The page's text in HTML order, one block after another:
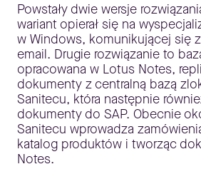
Powstały dwie wersje
wariant opierał się na
w Windows, komunikującej się
email. Drugie rozwiązanie to
opracowana w Lotus Notes,
dokumenty z centralną bazą
Sanitecu, która następnie
dokumenty do SAP. Obecnie
Sanitecu wprowadza
katalog produktów i tworząc
Notes.